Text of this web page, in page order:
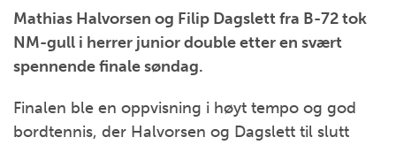
Mathias Halvorsen og Filip Dagslett fra B-72 tok
NM-gull i herrer junior double etter en svært
spennende finale søndag.
Finalen ble en oppvisning i høyt tempo og god
bordtennis, der Halvorsen og Dagslett til slutt